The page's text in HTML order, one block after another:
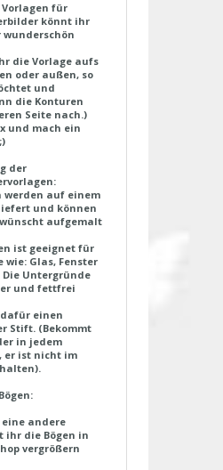
für
könnt ihr
wunderschön
die Vorlage aufs
oder außen, so
und
die Konturen
Seite nach.)
und mach ein
der
werden auf einem
und können
aufgemalt
ist geeignet für
wie: Glas, Fenster
Die Untergründe
und fettfrei
einen
Stift. (Bekommt
in jedem
er ist nicht im
andere
ihr die Bögen in
vergrößern